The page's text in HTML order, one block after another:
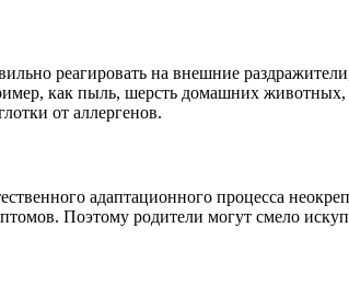
реагировать на внешние
как пыль, шерсть домашних
от аллергенов.
адаптационного процесса
Поэтому родители могут смело